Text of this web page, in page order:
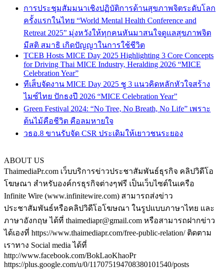
การประชุมสัมมนาเชิงปฏิบัติการด้านสุขภาพจิตระดับโลก
ครั้งแรกในไทย “World Mental Health Conference and
Retreat 2025” มุ่งหวังให้ทุกคนหันมาสนใจดูแลสุขภาพจิต
มีสติ สมาธิ เกิดปัญญาในการใช้ชีวิต
TCEB Hosts MICE Day 2025 Highlighting 3 Core Concepts
for Driving Thai MICE Industry, Heralding 2026 “MICE
Celebration Year”
ทีเส็บจัดงาน MICE Day 2025 ชู 3 แนวคิดหลักหัวใจสร้าง
ไมซ์ไทย ปักธงปี 2026 “MICE Celebration Year”
Green Festival 2024: “No Tree, No Breath, No Life” เพราะ
ต้นไม้คือชีวิต คือลมหายใจ
วธอ.8 ขานรับจัด CSR ประเดิมให้เยาวชนระยอง
ABOUT US
ThaimediaPr.com เว็บบริการข่าวประชาสัมพันธ์ธุรกิจ คลิปวิดีโอ
โฆษณา สำหรับองค์กรธุรกิจต่างๆฟรี เป็นเว็บไซต์ในเครือ
Infinite Wire (www.infinitewire.com) สามารถส่งข่าว
ประชาสัมพันธ์หรือคลิปวิดีโอโฆษณา ในรูปแบบภาษาไทย และ
ภาษาอังกฤษ ได้ที่ thaimediapr@gmail.com หรือสามารถฝากข่าว
ได้เองที่ https://www.thaimediapr.com/free-public-relation/ ติดตาม
เราทาง Social media ได้ที่
http://www.facebook.com/BokLaoKhaoPr
https://plus.google.com/u/0/117075194708380101540/posts